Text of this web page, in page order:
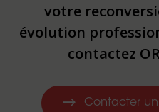
votre
évolution
contactez
Contacter